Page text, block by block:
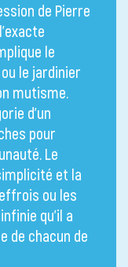
de Pierre
le
le jardinier
mutisme.
d’un
pour
Le
et la
ou les
qu’il a
de chacun de